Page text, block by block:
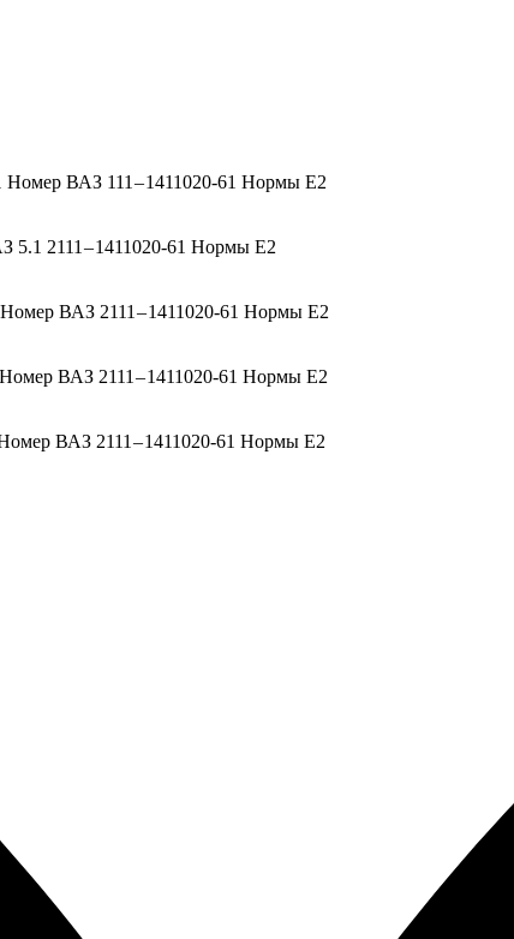
ВАЗ 111 – 1411020-61 Нормы Е2
2111 – 1411020-61 Нормы Е2
ВАЗ 2111 – 1411020-61 Нормы Е2
ВАЗ 2111 – 1411020-61 Нормы Е2
ВАЗ 2111 – 1411020-61 Нормы Е2